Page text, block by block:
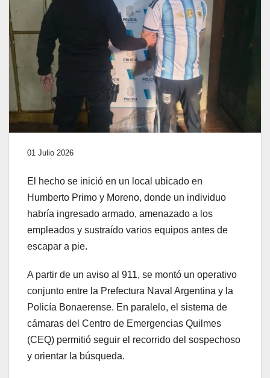
01 Julio 2026
El hecho se inició en un local ubicado en
Humberto Primo y Moreno, donde un individuo
habría ingresado armado, amenazado a los
empleados y sustraído varios equipos antes de
escapar a pie.
A partir de un aviso al 911, se montó un operativo
conjunto entre la Prefectura Naval Argentina y la
Policía Bonaerense. En paralelo, el sistema de
cámaras del Centro de Emergencias Quilmes
(CEQ) permitió seguir el recorrido del sospechoso
y orientar la búsqueda.